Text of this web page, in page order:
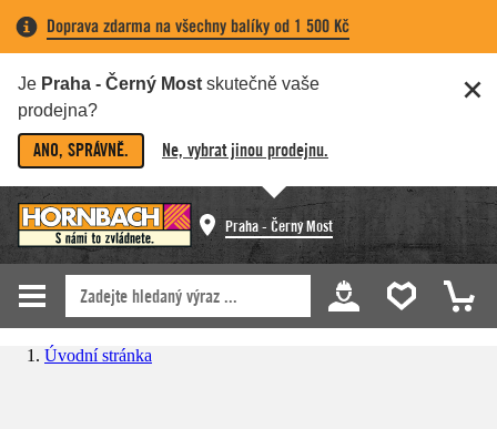
Doprava zdarma na všechny balíky od 1 500 Kč
Je Praha - Černý Most skutečně vaše
prodejna?
ANO, SPRÁVNĚ. Ne, vybrat jinou prodejnu.
Praha - Černý Most
Úvodní stránka